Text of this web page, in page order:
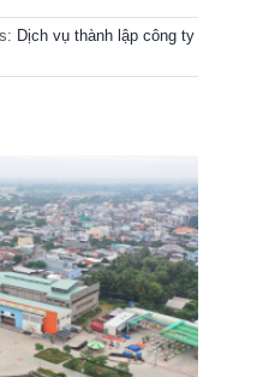
Dịch vụ thành lập công ty